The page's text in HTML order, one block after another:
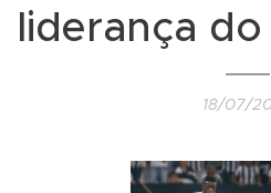
liderança
18/07/